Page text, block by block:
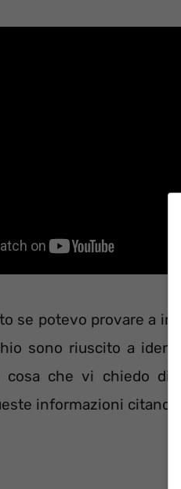
se potevo provare a
sono riuscito a
cosa che vi chiedo di
informazioni